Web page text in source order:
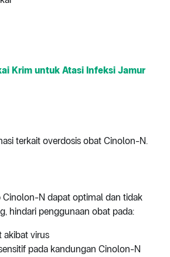
Krim untuk Atasi Infeksi Jamur
terkait overdosis obat Cinolon-N.
Cinolon-N dapat optimal dan tidak
hindari penggunaan obat pada:
akibat virus
pada kandungan Cinolon-N